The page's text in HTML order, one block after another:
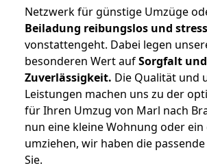
Netzwerk für günstige Umzüge
Beiladung reibungslos und
vonstattengeht. Dabei legen
besonderen Wert aufSorgfalt und
Zuverlässigkeit. Die Qualität und
Leistungen machen uns zu der
für Ihren Umzug von Marl nach
nun eine kleine Wohnung oder ein
umziehen, wir haben die
Sie.